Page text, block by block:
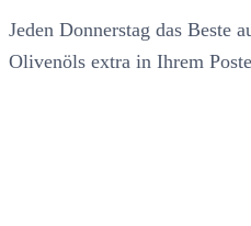
Jeden Donnerstag das Beste
Olivenöls extra in Ihrem